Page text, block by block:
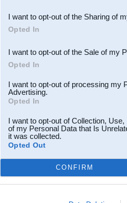
Downstream Participants
third parties.
I want to opt-out of the Sharing of
Opted In
I want to opt-out of the Sale of my
Opted In
I want to opt-out of processing my
Advertising.
Opted In
I want to opt-out of Collection,
of my Personal Data that Is
it was collected.
Opted Out
CONFIRM